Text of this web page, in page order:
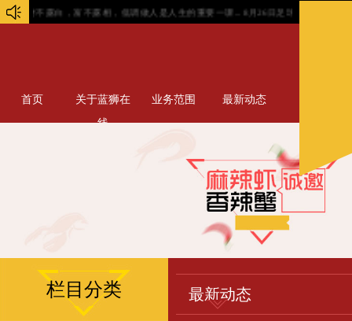
财不露白，富不露相，低调做人是人生的重要一课... 8月26日足球赛事扫盘, 哈马
首页
关于蓝狮在
线
业务范围 最新动态
栏目分类 最新动态